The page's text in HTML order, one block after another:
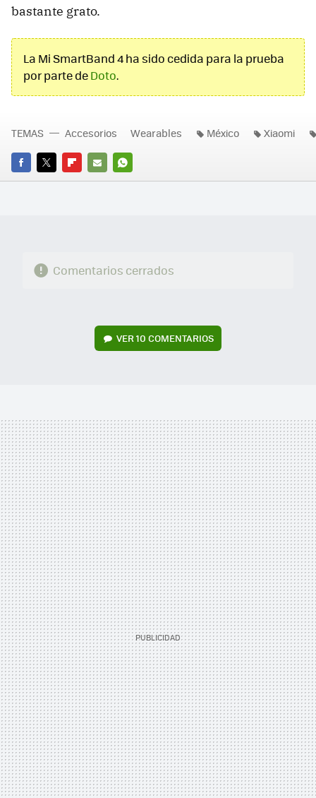
bastante grato.
La Mi SmartBand 4 ha sido cedida para la prueba
por parte deDoto.
FACEBOOK
TWITTERFLIPBOARD
E-
WHATSAPP
TEMAS Accesorios Wearables México Xiaomi
Comentarios cerrados
VER10 COMENTARIOS